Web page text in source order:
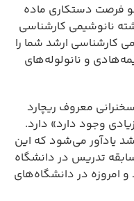
فرصت دستکاری ماده
نانوشیمی کارشناسی
کارشناسی ارشد شما را
و نانولوله‌های
معروف ریچارد
وجود دارد» دارد.
یادآور می‌شود که این
تدریس در دانشگاه
امروزه در دانشگاه‌های